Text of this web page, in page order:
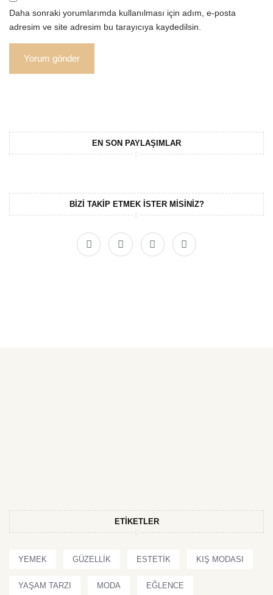
Daha sonraki yorumlarımda kullanılması için adım, e-posta
adresim ve site adresim bu tarayıcıya kaydedilsin.
EN SON PAYLAŞIMLAR
BIZI TAKIP ETMEK ISTER MISINIZ?
ETIKETLER
YEMEK GÜZELLIK ESTETIK KIŞ MODASI
YAŞAM TARZI MODA EĞLENCE